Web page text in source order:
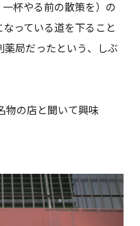
杯やる前の散策を）の
っている道を下ること
局だったという、しぶ
物の店と聞いて興味